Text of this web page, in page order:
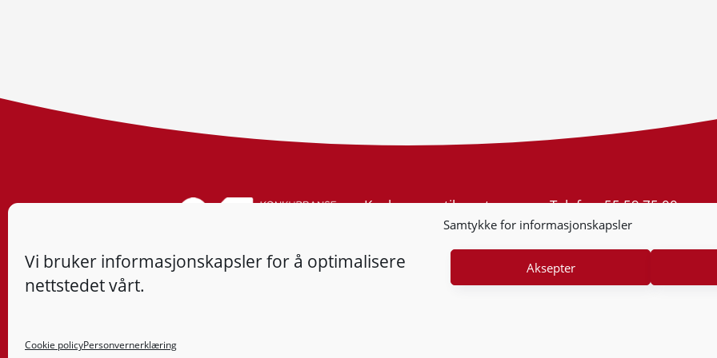
Samtykke for informasjonskapsler
Vi bruker informasjonskapsler for å optimalisere
nettstedet vårt.
Aksepter
Cookie policyPersonvernerklæring
Konkurransetilsynet
Postboks 439 Sentrum
Org.nr: 974 761 246
Telefon:55 59 75 00
E-post:post@kt.no
Nyhetsvarsel >>